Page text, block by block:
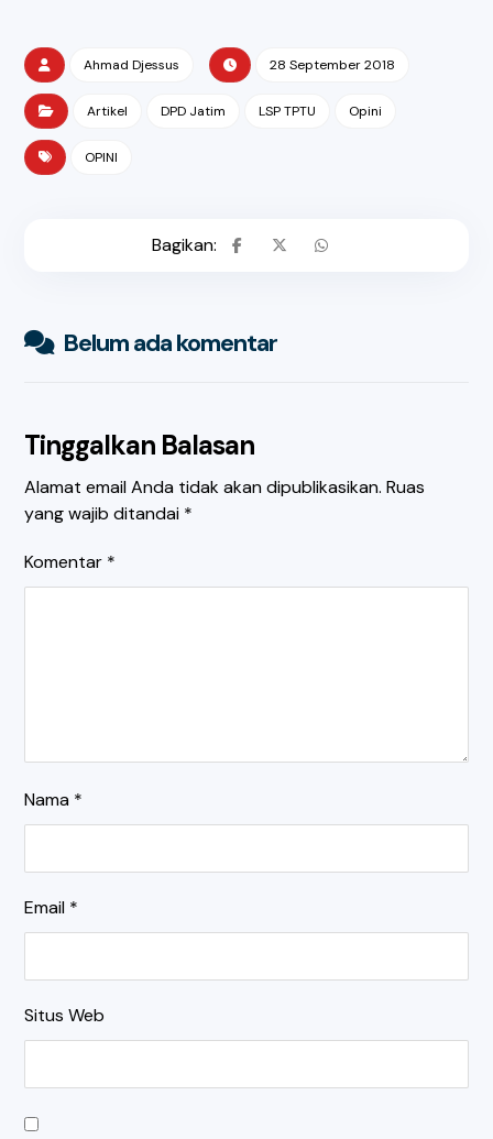
Ahmad Djessus 28 September 2018
Artikel DPD Jatim LSP TPTU Opini
OPINI
Belum ada komentar
Tinggalkan Balasan
Alamat email Anda tidak akan dipublikasikan. Ruas
yang wajib ditandai *
Komentar *
Nama *
Email *
Situs Web